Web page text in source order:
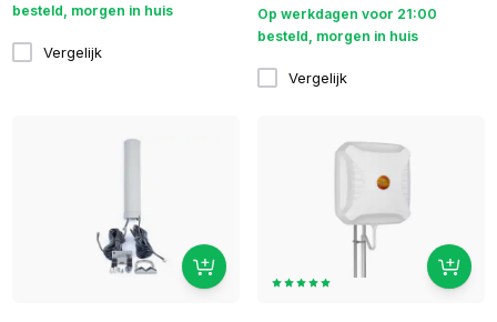
besteld, morgen in huis
Vergelijk
Op werkdagen voor 21:00
besteld, morgen in huis
Vergelijk